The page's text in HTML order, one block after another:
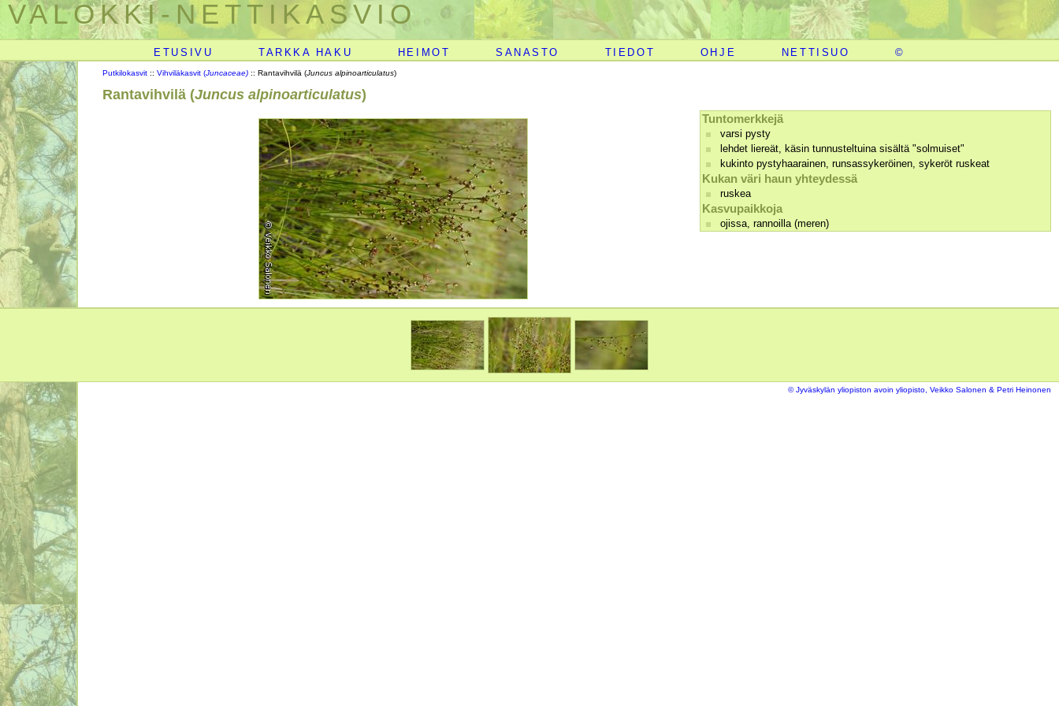
VALOKKI-NETTIKASVIO
ETUSIVU TARKKA HAKU HEIMOT SANASTO TIEDOT OHJE NETTISUO ©
Putkilokasvit :: Vihviläkasvit (Juncaceae) :: Rantavihvilä (Juncus alpinoarticulatus)
Rantavihvilä (Juncus alpinoarticulatus)
Tuntomerkkejä
varsi pysty
lehdet liereät, käsin tunnusteltuina sisältä "solmuiset"
kukinto pystyhaarainen, runsassykeröinen, sykeröt ruskeat
Kukan väri haun yhteydessä
ruskea
Kasvupaikkoja
ojissa, rannoilla (meren)
© Jyväskylän yliopiston avoin yliopisto, Veikko Salonen & Petri Heinonen